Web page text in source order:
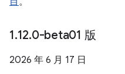
1.12.0-beta01 版
2026 年 6 月 17 日